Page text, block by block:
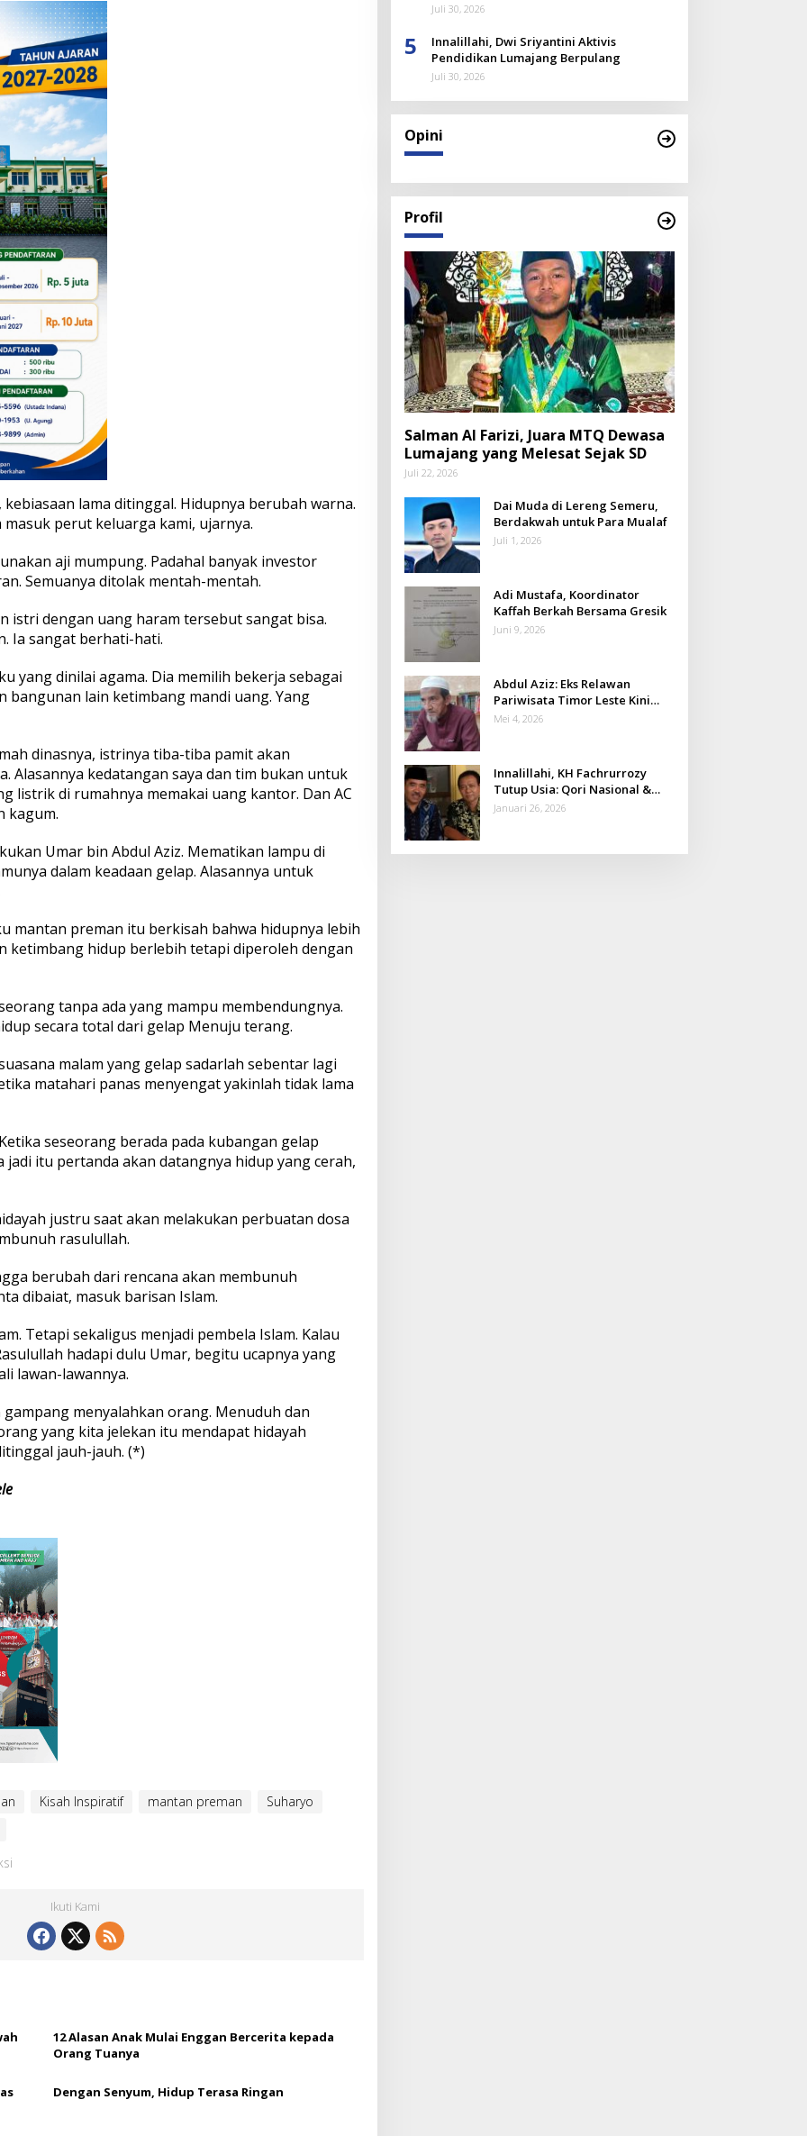
lama ditinggal. Hidupnya berubah warna.
perut keluarga kami, ujarnya.
aji mumpung. Padahal banyak investor
Semuanya ditolak mentah-mentah.
istri dengan uang haram tersebut sangat bisa.
Ia sangat berhati-hati.
yang dinilai agama. Dia memilih bekerja sebagai
bangunan lain ketimbang mandi uang. Yang
dinasnya, istrinya tiba-tiba pamit akan
Alasannya kedatangan saya dan tim bukan untuk
listrik di rumahnya memakai uang kantor. Dan AC
kagum.
Umar bin Abdul Aziz. Mematikan lampu di
dalam keadaan gelap. Alasannya untuk
mantan preman itu berkisah bahwa hidupnya lebih
ketimbang hidup berlebih tetapi diperoleh dengan
tanpa ada yang mampu membendungnya.
secara total dari gelap Menuju terang.
malam yang gelap sadarlah sebentar lagi
matahari panas menyengat yakinlah tidak lama
seseorang berada pada kubangan gelap
jadi itu pertanda akan datangnya hidup yang cerah,
justru saat akan melakukan perbuatan dosa
rasulullah.
berubah dari rencana akan membunuh
dibaiat, masuk barisan Islam.
Tetapi sekaligus menjadi pembela Islam. Kalau
hadapi dulu Umar, begitu ucapnya yang
lawan-lawannya.
menyalahkan orang. Menuduh dan
yang kita jelekan itu mendapat hidayah
jauh-jauh. (*)
Kisah Inspiratif mantan preman
Suharyo
Ikuti Kami
12 Alasan Anak Mulai Enggan Bercerita kepada
Orang Tuanya
Dengan Senyum, Hidup Terasa Ringan
Juli 30, 2026
5
Innalillahi, Dwi Sriyantini Aktivis
Pendidikan Lumajang Berpulang
Juli 30, 2026
Opini
Profil
Salman Al Farizi, Juara MTQ Dewasa
Lumajang yang Melesat Sejak SD
Juli 22, 2026
Dai Muda di Lereng Semeru,
Berdakwah untuk Para Mualaf
Juli 1, 2026
Adi Mustafa, Koordinator
Kaffah Berkah Bersama Gresik
Juni 9, 2026
Abdul Aziz: Eks Relawan
Pariwisata Timor Leste Kini
Takmir Kalisat
Mei 4, 2026
Innalillahi, KH Fachrurrozy
Tutup Usia: Qori Nasional &
Mantan Kadis Kemenag yang
Januari 26, 2026